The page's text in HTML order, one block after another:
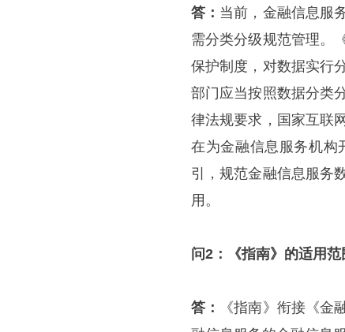
答： 当前，金融信息服
需分类分级规范管理。
保护制度，对数据实行
部门应当按照数据分类
律法规要求，国家互联
在为金融信息服务机构
引，规范金融信息服务
用。
问2：《指南》的适用范
答：
《指南》衔接《金